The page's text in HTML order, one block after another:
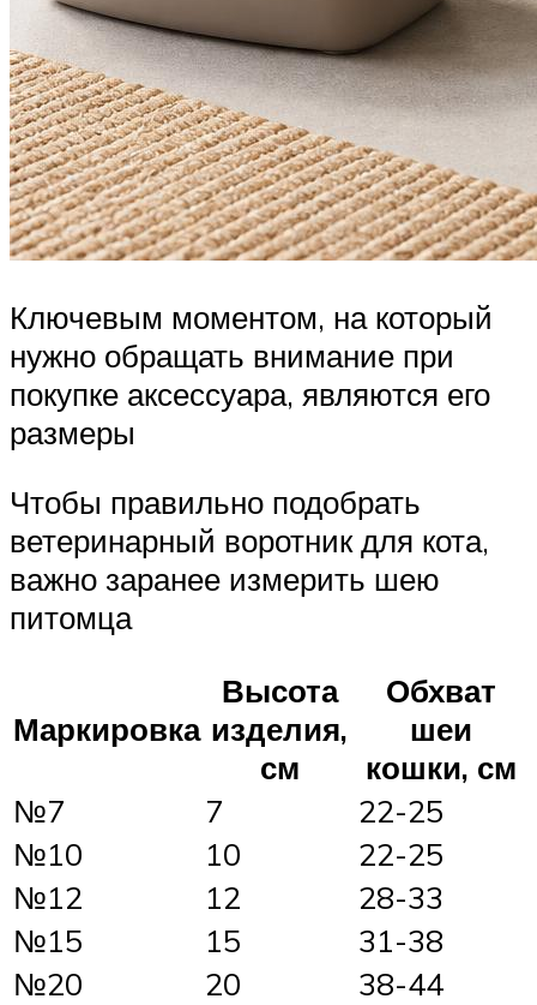
Ключевым моментом, на который
нужно обращать внимание при
покупке аксессуара, являются его
размеры
Чтобы правильно подобрать
ветеринарный воротник для кота,
важно заранее измерить шею
питомца
Маркировка
Высота
изделия,
см
Обхват
шеи
кошки, см
№7
7
22-25
№10
10
22-25
№12
12
28-33
№15
15
31-38
№20
20 38-44